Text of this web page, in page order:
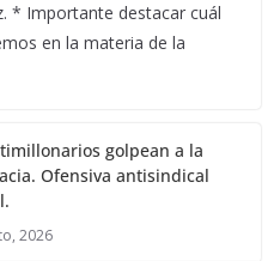
* Importante destacar cuál
en la materia de la
golpean a la
Ofensiva antisindical
2026